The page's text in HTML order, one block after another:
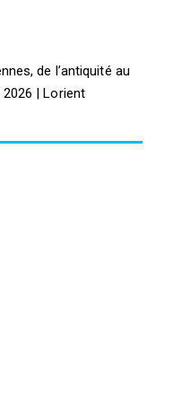
de l’antiquité au
| Lorient